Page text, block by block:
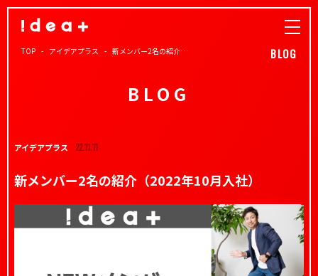
BLOG
TOP アイデアプラス 新メンバー2名の紹介…
BLOG
アイデアプラス 22.11.11
新メンバー2名の紹介（2022年10月入社）